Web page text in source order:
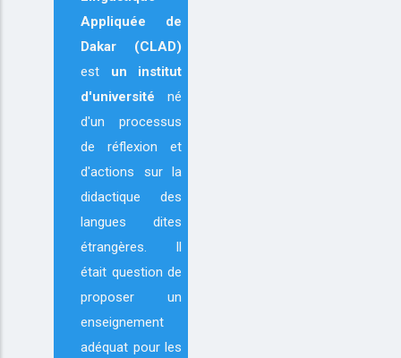
Appliquée de
Dakar (CLAD)
est un institut
d'université né
d'un processus
de réflexion et
d'actions sur la
didactique des
langues dites
étrangères. Il
était question de
proposer un
enseignement
adéquat pour les